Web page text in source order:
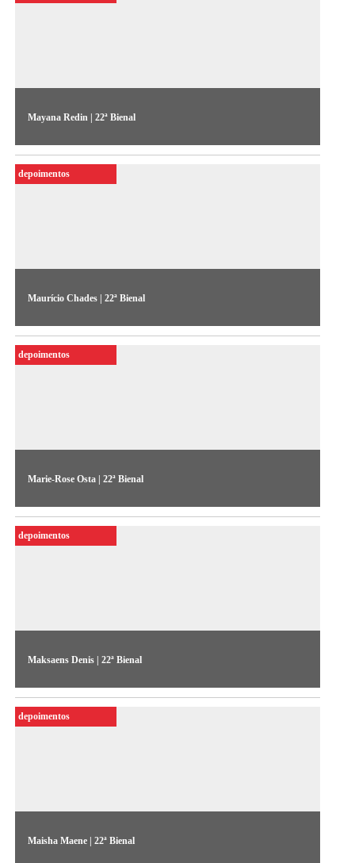
Mayana Redin | 22ª Bienal
A artista fala sobre sua obra “Astronauta e Cosmonauta”
(2023), exposta na 22ª Bienal Sesc_Videobrasil
Maurício Chades | 22ª Bienal
O artista fala sobre sua obra “Cemitério verde” (2023),
exposta na 22ª Bienal Sesc_Videobrasil
depoimentos
Marie-Rose Osta | 22ª Bienal
A artista fala sobre sua obra “Then came dark" (2021),
exposta na 22ª Bienal Sesc_Videobrasil
depoimentos
Maksaens Denis | 22ª Bienal
O artista fala sobre sua obra "Mes rêves" (2021), exposta na
22ª Bienal Sesc_Videobrasil
depoimentos
Maisha Maene | 22ª Bienal
depoimentos